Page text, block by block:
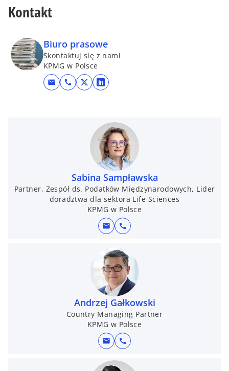
Kontakt
Biuro prasowe
Skontaktuj się z nami
KPMG w Polsce
mail call
o
a
n
e
w
o
n
s
i
n
a
n
e
w
t
a
Sabina Sampławska
Partner, Zespół ds. Podatków Międzynarodowych, Lider
doradztwa dla sektora Life Sciences
KPMG w Polsce
mail call
Andrzej Gałkowski
Country Managing Partner
KPMG w Polsce
mail call